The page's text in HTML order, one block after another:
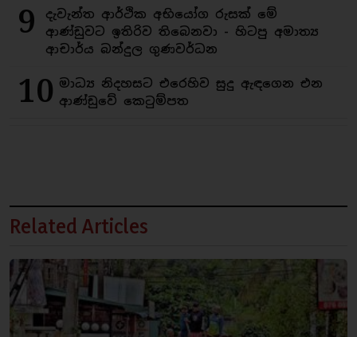
9
දැවැන්ත ආර්ථික අභියෝග රුසක් මේ
ආණ්ඩුවට ඉතිරිව තිබෙනවා - හිටපු අමාත්‍ය
ආචාර්ය බන්දුල ගුණවර්ධන
10 මාධ්‍ය නිදහසට එරෙහිව සුදු ඇඳගෙන එන
ආණ්ඩුවේ කෙටුම්පත
Related Articles